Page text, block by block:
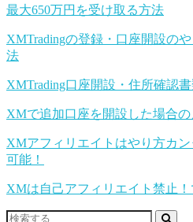
最大650万円を受け取る方法
XMTradingの登録・口座開設の
法
XMTrading口座開設・住所確認
XMで追加口座を開設した場合の
XMアフィリエイトはやり方カ
可能！
XMは自己アフィリエイト禁止！